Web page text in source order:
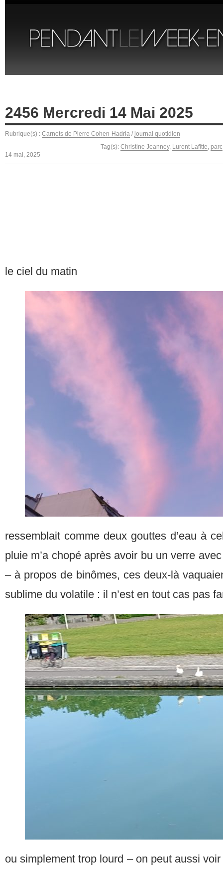
2456 Mercredi 14 Mai 2025
Rubrique(s) : Carnets de Pierre Cohen-Hadria / journal quotidien
Tag(s): Christine Jeanney, Lurent Lafitte, parc
14 mai, 2025
le ciel du matin
ressemblait comme deux gouttes d’eau à
pluie m’a chopé après avoir bu un verre
– à propos de binômes, ces deux-là
sublime du volatile : il n’est en tout cas pas
ou simplement trop lourd – on peut aussi